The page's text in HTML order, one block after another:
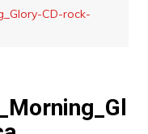
CD-rock-